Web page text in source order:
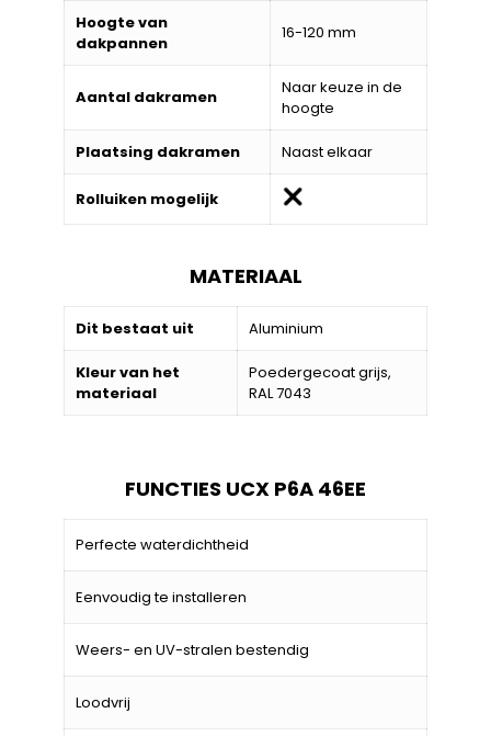
Hoogte van
dakpannen
16-120 mm
Aantal dakramen
Naar keuze in de
hoogte
Plaatsing dakramen Naast elkaar
Rolluiken mogelijk
MATERIAAL
Dit bestaat uit Aluminium
Kleur van het
materiaal
Poedergecoat grijs,
RAL 7043
FUNCTIES UCX P6A 46EE
Perfecte waterdichtheid
Eenvoudig te installeren
Weers- en UV-stralen bestendig
Loodvrij